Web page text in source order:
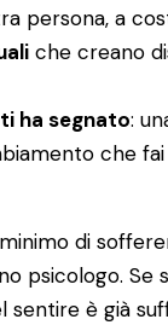
persona, a
che creano
ha segnato:
che
di
psicologo. Se
sentire è già